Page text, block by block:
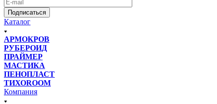
Подписаться
Каталог
АРМОКРОВ
РУБЕРОИД
ПРАЙМЕР
МАСТИКА
ПЕНОПЛАСТ
ТИХОROOM
Компания